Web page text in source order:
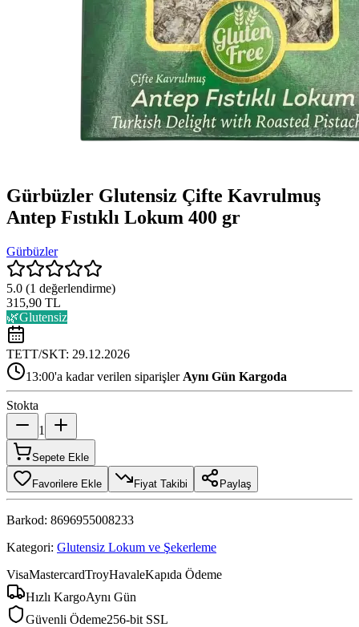
Gürbüzler Glutensiz Çifte Kavrulmuş
Antep Fıstıklı Lokum 400 gr
Gürbüzler
5.0 (1 değerlendirme)
315,90 TL
🌿Glutensiz
TETT/SKT: 29.12.2026
13:00'a kadar verilen siparişler Aynı Gün Kargoda
Stokta
1
Sepete Ekle
Favorilere Ekle Fiyat Takibi Paylaş
Barkod: 8696955008233
Kategori: Glutensiz Lokum ve Şekerleme
VisaMastercardTroyHavaleKapıda Ödeme
Hızlı KargoAynı Gün
Güvenli Ödeme256-bit SSL